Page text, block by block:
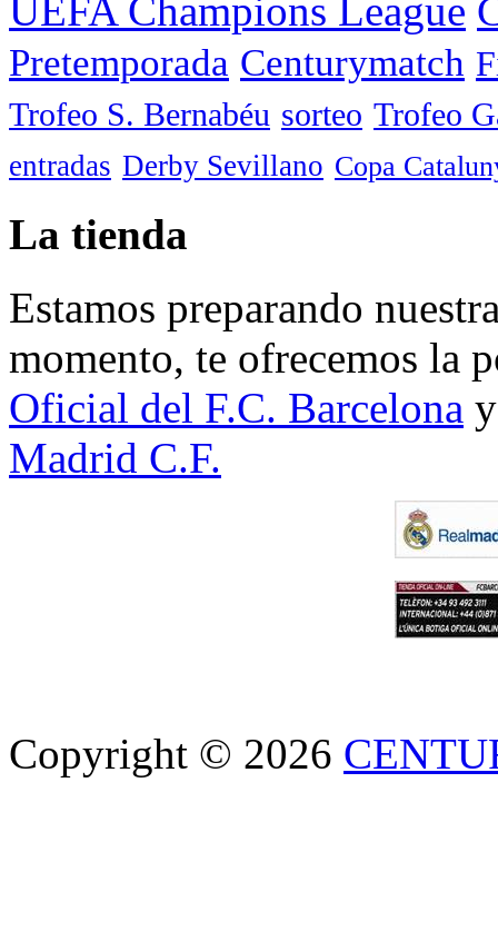
UEFA Champions League
Pretemporada Centurymatch
Trofeo S. Bernabéu sorteo Trofeo
entradas Derby Sevillano Copa
La tienda
Estamos preparando
momento, te ofrecemos la
Oficial del F.C. Barcelona
Madrid C.F.
Copyright © 2026